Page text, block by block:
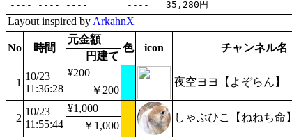
Layout inspired by ArkahnX
No 時間
元金額
色 icon チャンネル名
円建て
1
10/23
11:36:28
¥200
夜空ヨヨ【よぞらん】
￥200
2
10/23
11:55:44
¥1,000
しゃぶひこ【ねねち命】
￥1,000